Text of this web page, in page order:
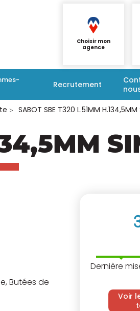
Choisir mon
agence
Recrutement
SABOT SBE T320 L.51MM H.134,5MM
Butées de
Dernière
Voir